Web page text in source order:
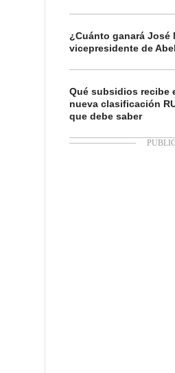
¿Cuánto ganará José
vicepresidente de
Qué subsidios recibe
nueva clasificación
que debe saber